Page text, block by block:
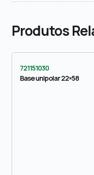
Produtos
721151030
Base unipolar 22×58